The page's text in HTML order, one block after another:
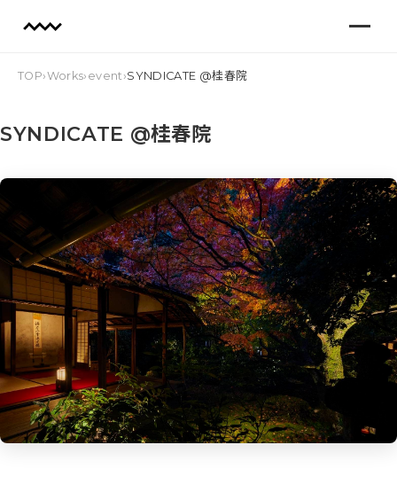
TOP›Works› event›SYNDICATE @桂春院
SYNDICATE @桂春院